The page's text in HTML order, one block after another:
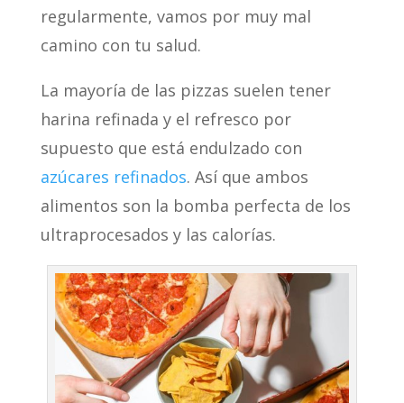
regularmente, vamos por muy mal
camino con tu salud.
La mayoría de las pizzas suelen tener
harina refinada y el refresco por
supuesto que está endulzado con
azúcares refinados. Así que ambos
alimentos son la bomba perfecta de los
ultraprocesados y las calorías.